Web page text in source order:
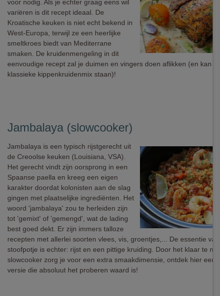
voor nodig. Als je echter graag eens wil
variëren is dit recept ideaal. De
Kroatische keuken is niet echt bekend in
West-Europa, terwijl ze een heerlijke
smeltkroes biedt van Mediterrane
smaken. De kruidenmengeling in dit
eenvoudige recept zal je duimen en vingers doen aflikken (en kan
klassieke kippenkruidenmix staan)!
Jambalaya (slowcooker)
Jambalaya is een typisch rijstgerecht uit
de Creoolse keuken (Louisiana, VSA).
Het gerecht vindt zijn oorsprong in een
Spaanse paella en kreeg een eigen
karakter doordat kolonisten aan de slag
gingen met plaatselijke ingrediënten. Het
woord 'jambalaya' zou te herleiden zijn
tot 'gemixt' of 'gemengd', wat de lading
best goed dekt. Er zijn immers talloze
recepten met allerlei soorten vlees, vis, groentjes,... De essentie
stoofpotje is echter: rijst en een pittige kruiding. Door het klaar te
slowcooker zorg je voor een extra smaakdimensie, ontdek hier een
versie die absoluut het proberen waard is!